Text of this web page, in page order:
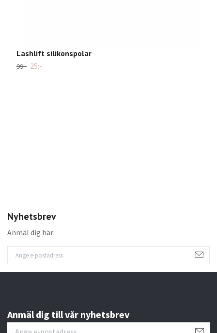
Nyhetsbrev
Anmäl dig här:
Lashlift silikonspolar
99:- 25:-
Anmäl dig till vår nyhetsbrev